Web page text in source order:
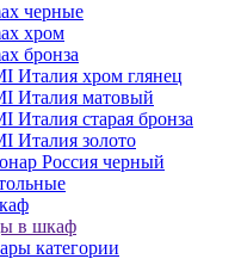
черные
хром
бронза
Италия хром глянец
Италия матовый
Италия старая бронза
Италия золото
Россия черный
в шкаф
категории